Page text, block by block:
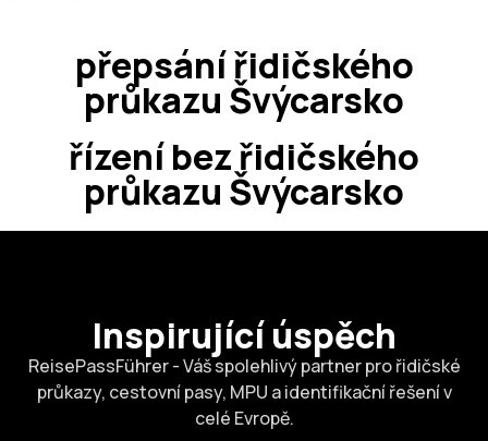
přepsání řidičského
průkazu Švýcarsko
řízení bez řidičského
průkazu Švýcarsko
Inspirující úspěch
ReisePassFührer - Váš spolehlivý partner pro řidičské
průkazy, cestovní pasy, MPU a identifikační řešení v
celé Evropě.